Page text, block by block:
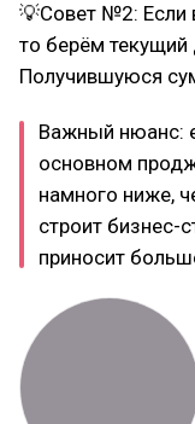
💡Совет №2: Если
то берём
Получившуюся
Важный нюанс:
основном
намного ниже,
строит бизнес-
приносит